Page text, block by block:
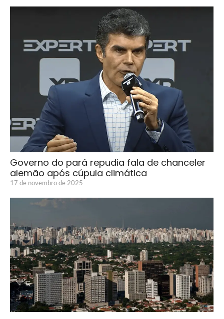
Governo do pará repudia fala de chanceler
alemão após cúpula climática
17 de novembro de 2025